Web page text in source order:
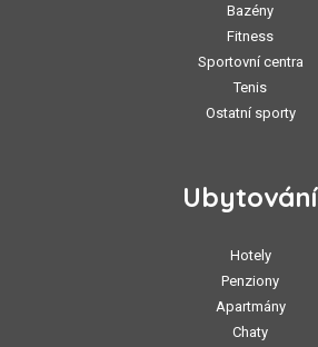
Bazény
Fitness
Sportovní centra
Tenis
Ostatní sporty
Ubytování
Hotely
Penziony
Apartmány
Chaty